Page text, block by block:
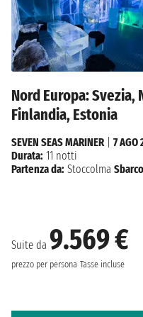
Nord Europa: Svezia,
Finlandia, Estonia
Suite da 9.569 €
prezzo per persona Tasse incluse
SEVEN SEAS MARINER| 7 AGO
Durata: 11 notti
Partenza da: Stoccolma